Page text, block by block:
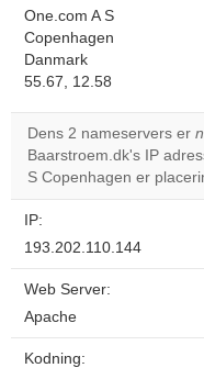
One.com A S
Copenhagen
Danmark
55.67, 12.58
Dens 2 nameservers er
Baarstroem.dk's IP
S Copenhagen er
IP:
193.202.110.144
Web Server:
Apache
Kodning: